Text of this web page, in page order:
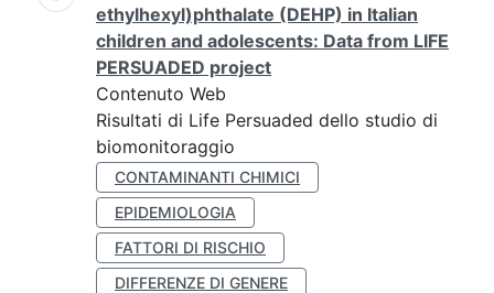
ethylhexyl)phthalate (DEHP) in Italian
children and adolescents: Data from LIFE
PERSUADED project
Contenuto Web
Risultati di Life Persuaded dello studio di
biomonitoraggio
CONTAMINANTI CHIMICI
EPIDEMIOLOGIA
FATTORI DI RISCHIO
DIFFERENZE DI GENERE